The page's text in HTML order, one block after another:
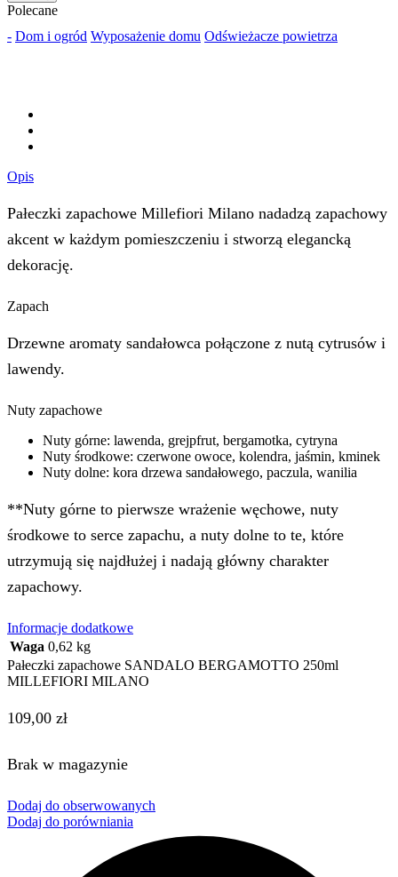
Polecane
- Dom i ogród Wyposażenie domu Odświeżacze powietrza
Opis
Pałeczki zapachowe Millefiori Milano nadadzą zapachowy
akcent w każdym pomieszczeniu i stworzą elegancką
dekorację.
Zapach
Drzewne aromaty sandałowca połączone z nutą cytrusów i
lawendy.
Nuty zapachowe
Nuty górne: lawenda, grejpfrut, bergamotka, cytryna
Nuty środkowe: czerwone owoce, kolendra, jaśmin, kminek
Nuty dolne: kora drzewa sandałowego, paczula, wanilia
**Nuty górne to pierwsze wrażenie węchowe, nuty
środkowe to serce zapachu, a nuty dolne to te, które
utrzymują się najdłużej i nadają główny charakter
zapachowy.
Informacje dodatkowe
Waga 0,62 kg
Pałeczki zapachowe SANDALO BERGAMOTTO 250ml
MILLEFIORI MILANO
109,00 zł
Brak w magazynie
Dodaj do obserwowanych
Dodaj do porówniania